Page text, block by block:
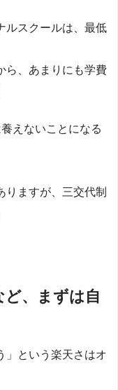
ルスクールは、最低
ら、あまりにも学費
えないことになる
りますが、三交代制
ど、まずは自
」という楽天さはオ